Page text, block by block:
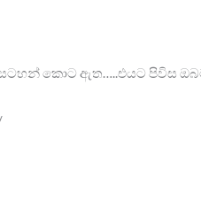
කොට ඇත…..එයට පිවිස